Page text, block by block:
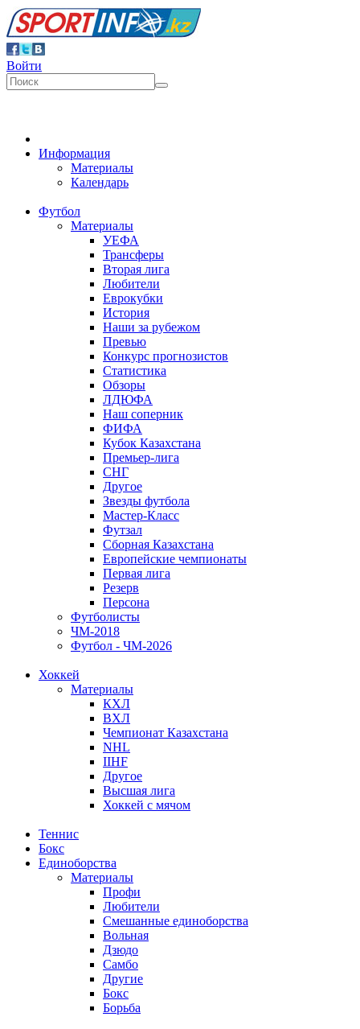
Войти
Информация
Материалы
Календарь
Футбол
Материалы
УЕФА
Трансферы
Вторая лига
Любители
Еврокубки
История
Наши за рубежом
Превью
Конкурс прогнозистов
Статистика
Обзоры
ЛДЮФА
Наш соперник
ФИФА
Кубок Казахстана
Премьер-лига
СНГ
Другое
Звезды футбола
Мастер-Класс
Футзал
Сборная Казахстана
Европейские чемпионаты
Первая лига
Резерв
Персона
Футболисты
ЧМ-2018
Футбол - ЧМ-2026
Хоккей
Материалы
КХЛ
ВХЛ
Чемпионат Казахстана
NHL
IIHF
Другое
Высшая лига
Хоккей с мячом
Теннис
Бокс
Единоборства
Материалы
Профи
Любители
Смешанные единоборства
Вольная
Дзюдо
Самбо
Другие
Бокс
Борьба